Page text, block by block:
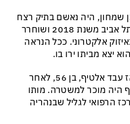
שמחון, היה נאשם בתיק רצח
בבית משפט המחוזי בתל אביב משנת 2018 ושוחרר
אלקטרוני. ככל הנראה
יצא מביתו ירו בו.
בכפר יאסיף, נרצח פואז עבד אלטיף, בן 56, לאחר
היה מוכר למשטרה. מותו
הרפואי לגליל שבנהריה